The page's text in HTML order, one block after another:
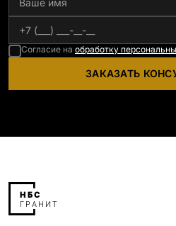
Согласие на обработку
ЗАКАЗАТЬ